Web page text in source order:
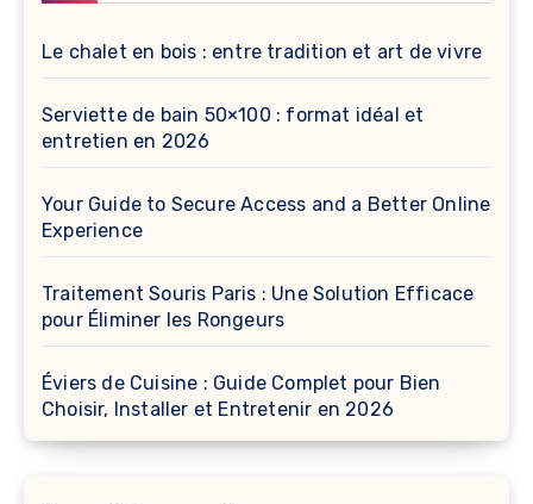
Le chalet en bois : entre tradition et art de vivre
Serviette de bain 50×100 : format idéal et
entretien en 2026
Your Guide to Secure Access and a Better Online
Experience
Traitement Souris Paris : Une Solution Efficace
pour Éliminer les Rongeurs
Éviers de Cuisine : Guide Complet pour Bien
Choisir, Installer et Entretenir en 2026